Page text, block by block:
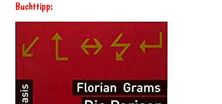
Buchttipp: